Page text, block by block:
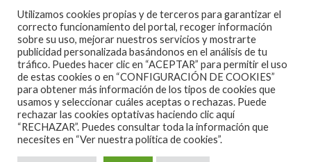
2007 COPYRIGHT -CODETIPITHEME
Utilizamos cookies propias y de terceros para garantizar el
correcto funcionamiento del portal, recoger información
sobre su uso, mejorar nuestros servicios y mostrarte
publicidad personalizada basándonos en el análisis de tu
tráfico. Puedes hacer clic en “ACEPTAR” para permitir el uso
de estas cookies o en “CONFIGURACIÓN DE COOKIES”
para obtener más información de los tipos de cookies que
usamos y seleccionar cuáles aceptas o rechazas. Puede
rechazar las cookies optativas haciendo clic aquí
“RECHAZAR”. Puedes consultar toda la información que
necesites en “Ver nuestra política de cookies”.